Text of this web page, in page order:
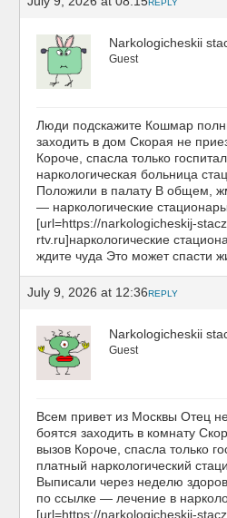
REPLY
Narkologicheskii
Guest
Люди подскажите Кошмар
заходить в дом Скорая не
Короче, спасла только
наркологическая больница
Положили в палату В общем,
— наркологические
[url=https://narkologicheskij-
rtv.ru]наркологические
ждите чуда Это может спасти
July 9, 2026 at 12:36REPLY
Narkologicheskii
Guest
Всем привет из Москвы Отец
боятся заходить в комнату
вызов Короче, спасла только
платный наркологический
Выписали через неделю
по ссылке — лечение в
[url=https://narkologicheskij-